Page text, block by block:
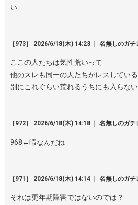
い
［973］ 2026/6/18(木) 14:23 ｜ 名無しのガチ
ここの人たちは気性荒いって
他のスレも同一の人たちがレスしてい
別にこれぐらい荒れるうちにも入らな
［972］ 2026/6/18(木) 14:18 ｜ 名無しのガチ
968←暇なんだね
［971］ 2026/6/18(木) 14:14 ｜ 名無しのガチ
それは更年期障害ではないのでは？